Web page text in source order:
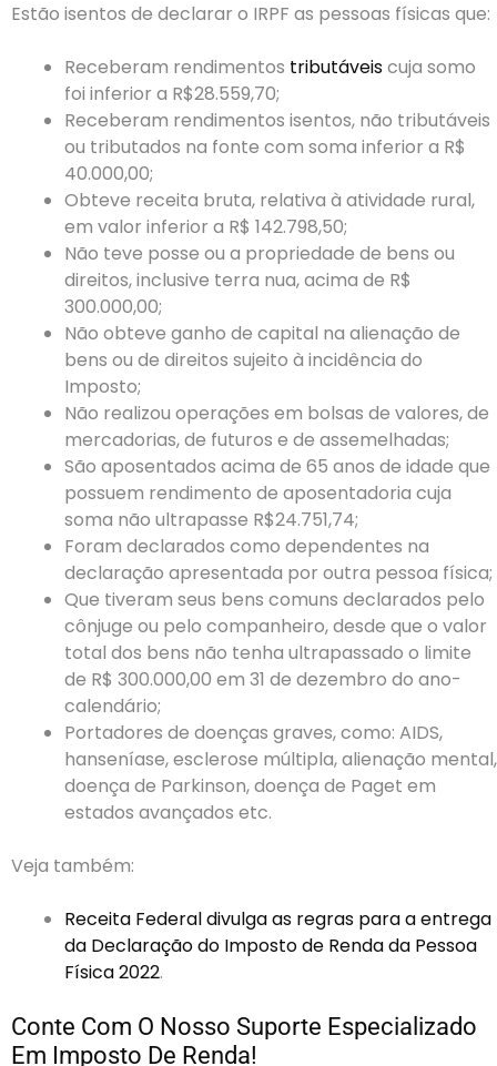
Estão isentos de declarar o IRPF as pessoas físicas que:
Receberam rendimentos tributáveiscuja somo
foi inferior a R$28.559,70;
Receberam rendimentos isentos, não tributáveis
ou tributados na fonte com soma inferior a R$
40.000,00;
Obteve receita bruta, relativa à atividade rural,
em valor inferior a R$ 142.798,50;
Não teve posse ou a propriedade de bens ou
direitos, inclusive terra nua, acima de R$
300.000,00;
Não obteve ganho de capital na alienação de
bens ou de direitos sujeito à incidência do
Imposto;
Não realizou operações em bolsas de valores, de
mercadorias, de futuros e de assemelhadas;
São aposentados acima de 65 anos de idade que
possuem rendimento de aposentadoria cuja
soma não ultrapasse R$24.751,74;
Foram declarados como dependentes na
declaração apresentada por outra pessoa física;
Que tiveram seus bens comuns declarados pelo
cônjuge ou pelo companheiro, desde que o valor
total dos bens não tenha ultrapassado o limite
de R$ 300.000,00 em 31 de dezembro do ano-
calendário;
Portadores de doenças graves, como: AIDS,
hanseníase, esclerose múltipla, alienação mental,
doença de Parkinson, doença de Paget em
estados avançados etc.
Veja também:
Receita Federal divulga as regras para a entrega
da Declaração do Imposto de Renda da Pessoa
Física 2022.
Conte Com O Nosso Suporte Especializado
Em Imposto De Renda!